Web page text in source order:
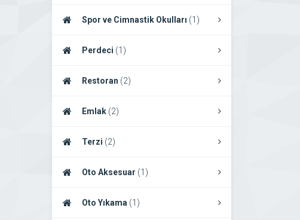
Spor ve Cimnastik Okulları (1)
Perdeci (1)
Restoran (2)
Emlak (2)
Terzi (2)
Oto Aksesuar (1)
Oto Yıkama (1)